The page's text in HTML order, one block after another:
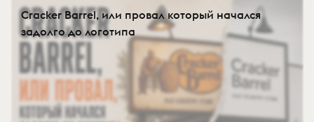
Cracker Barrel, или провал который начался
задолго до логотипа